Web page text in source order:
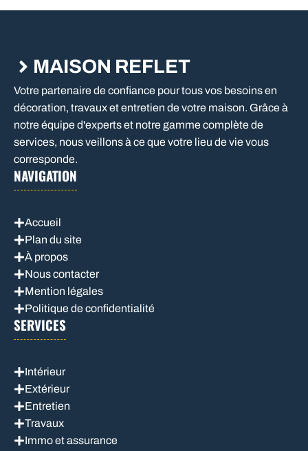
MAISON REFLET
Votre partenaire de confiance pour tous vos besoins en
décoration, travaux et entretien de votre maison. Grâce à
notre équipe d'experts et notre gamme complète de
services, nous veillons à ce que votre lieu de vie vous
corresponde.
NAVIGATION
Accueil
Plan du site
À propos
Nous contacter
Mention légales
Politique de confidentialité
SERVICES
Intérieur
Extérieur
Entretien
Travaux
Immo et assurance